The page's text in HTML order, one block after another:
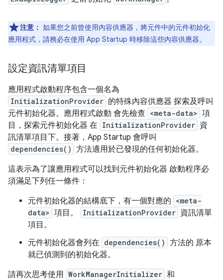
注意： 如果您之前曾使用內容供應器，將元件中的元件初始化
應用程式，請務必在使用 App Startup 時移除這些內容供應器。
設定資訊清單項目
應用程式啟動程序包含一個名為
InitializationProvider 的特殊內容供應器 探索及呼叫
元件初始化器。應用程式啟動 會先檢查 <meta-data> 項
目，探索元件初始化器 在 InitializationProvider 資
訊清單項目下。接著，App Startup 會呼叫
dependencies() 方法適用於已發現的任何初始化器。
這表示為了讓應用程式可以找到元件初始化器 啟動程序必
須滿足下列任一條件：
元件初始化器的結構底下，有一個對應的 <meta-
data> 項目。 InitializationProvider 資訊清單
項目。
元件初始化器會列在 dependencies() 方法的 原本
就已偵測到的初始化器。
請再次思考使用 WorkManagerInitializer 和